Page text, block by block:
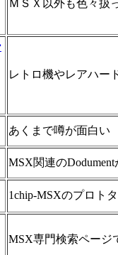
ＭＳＸ以外も色々扱
レトロ機やレアハー
あくまで噂が面白い
MSX関連の
1chip-MSXのプロト
MSX専門検索ページ